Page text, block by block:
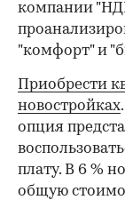
компании
"комфорт" и
Приобрести
новостройках
опция
плату. В 6 %
общую